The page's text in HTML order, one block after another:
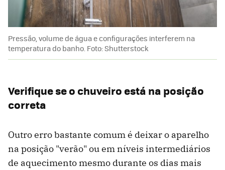
Pressão, volume de água e configurações interferem na
temperatura do banho. Foto: Shutterstock
Verifique se o chuveiro está na posição
correta
Outro erro bastante comum é deixar o aparelho
na posição "verão" ou em níveis intermediários
de aquecimento mesmo durante os dias mais